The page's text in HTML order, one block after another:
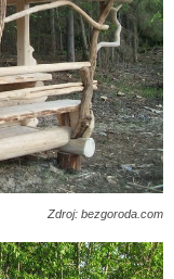
Zdroj: bezgoroda.com